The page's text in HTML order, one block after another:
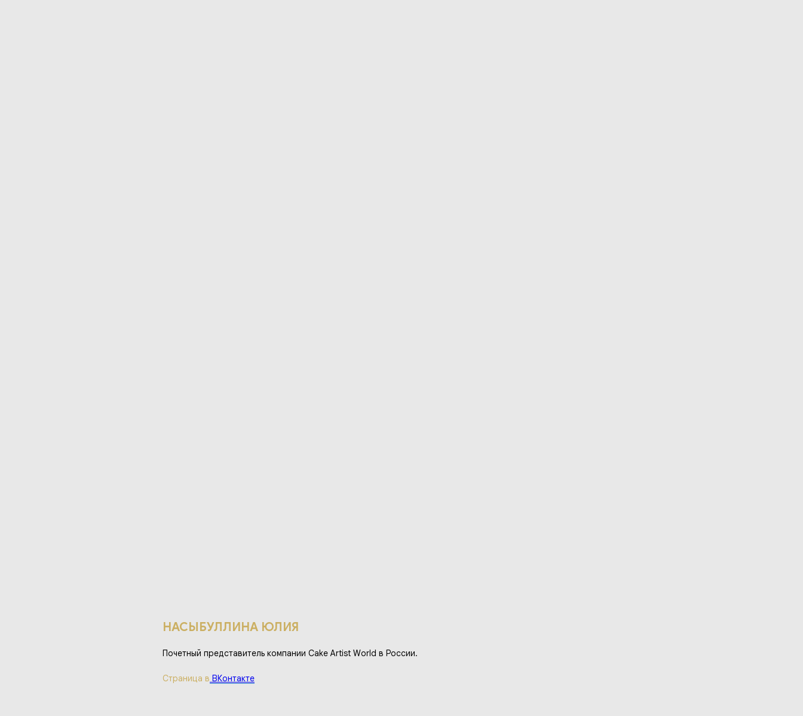
НАСЫБУЛЛИНА ЮЛИЯ
Почетный представитель компании Cake Artist World в России.
Страница в ВКонтакте